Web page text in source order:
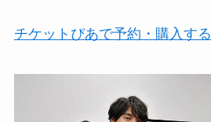
チケットぴあで予約・購入する